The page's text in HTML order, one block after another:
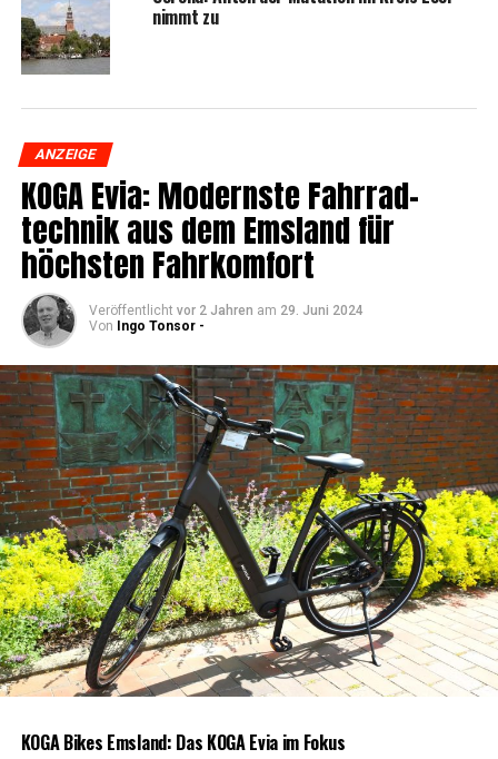
nimmt zu
ANZEIGE
KOGA Evia: Moderns­te Fahr­rad­
tech­nik aus dem Ems­land für
höchs­ten Fahrkomfort
Veröffentlicht vor 2 Jahren am 29. Juni 2024
Von Ingo Tonsor -
KOGA Bikes Ems­land: Das KOGA Evia im Fokus